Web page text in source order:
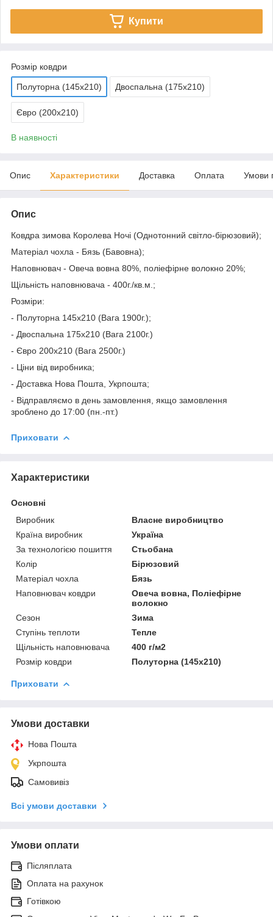
Купити
Розмір ковдри
Полуторна (145х210) Двоспальна (175х210)
Євро (200х210)
В наявності
Опис Характеристики Доставка Оплата Умови
Опис
Ковдра зимова Королева Ночі (Однотонний світло-бірюзовий);
Матеріал чохла - Бязь (Бавовна);
Наповнювач - Овеча вовна 80%, поліефірне волокно 20%;
Щільність наповнювача - 400г./кв.м.;
Розміри:
- Полуторна 145х210 (Вага 1900г.);
- Двоспальна 175х210 (Вага 2100г.)
- Євро 200х210 (Вага 2500г.)
- Ціни від виробника;
- Доставка Нова Пошта, Укрпошта;
- Відправляємо в день замовлення, якщо замовлення
зроблено до 17:00 (пн.-пт.)
Приховати
Характеристики
Основні
Виробник
Власне виробництво
Країна виробник
Україна
За технологією пошиття
Стьобана
Колір
Бірюзовий
Матеріал чохла
Бязь
Наповнювач ковдри
Овеча вовна, Поліефірне
волокно
Сезон
Зима
Ступінь теплоти
Тепле
Щільність наповнювача
400 г/м2
Розмір ковдри
Полуторна (145х210)
Приховати
Умови доставки
Нова Пошта
Укрпошта
Самовивіз
Всі умови доставки
Умови оплати
Післяплата
Оплата на рахунок
Готівкою